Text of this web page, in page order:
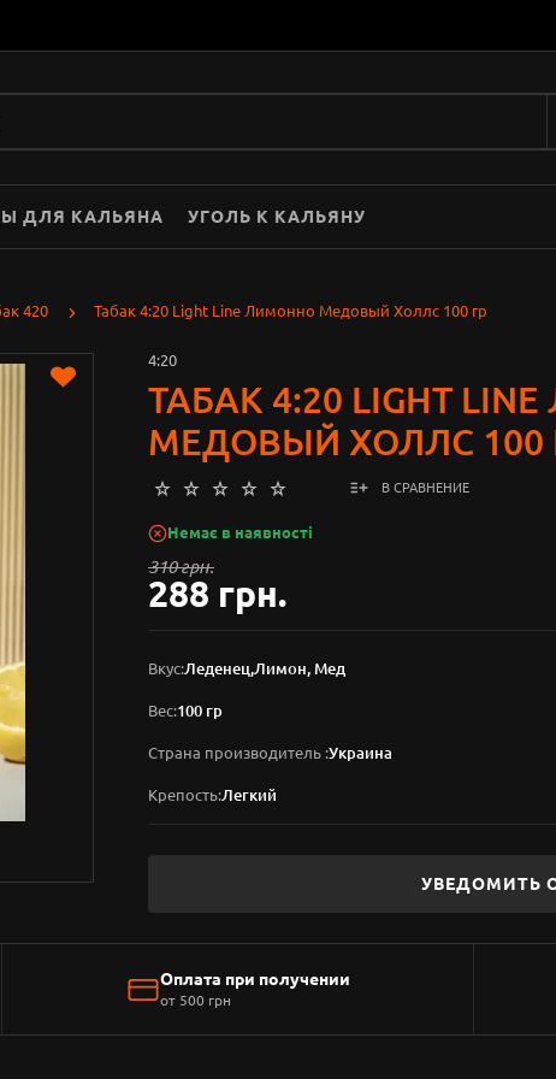
ДЛЯ КАЛЬЯНА УГОЛЬ К КАЛЬЯНУ
420 Табак 4:20 Light Line Лимонно Медовый Холлс 100 гр
4:20
ТАБАК 4:20 LIGHT
МЕДОВЫЙ ХОЛЛС 100
В СРАВНЕНИЕ
Немає в наявності
310 грн.
288 грн.
Вкус:Леденец,Лимон, Мед
Вес:100 гр
Страна производитель :Украина
Крепость:Легкий
УВЕДОМИТЬ
Оплата при получении
от 500 грн